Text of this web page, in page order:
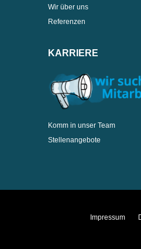
Wir über uns
Referenzen
KARRIERE
Komm in unser Team
Stellenangebote
Impressum